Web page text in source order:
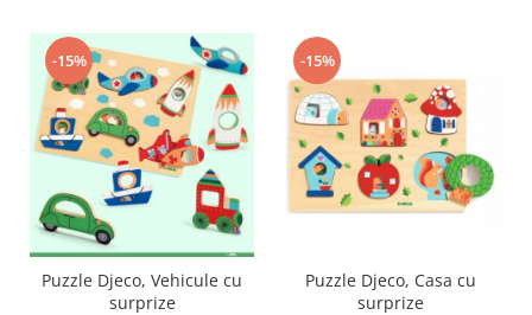
-15%
Puzzle Djeco, Vehicule cu
surprize
-15%
Puzzle Djeco, Casa cu
surprize